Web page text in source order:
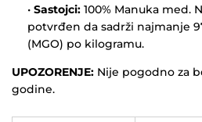
• Sastojci: 100% Manuka med.
potvrđen da sadrži najmanje
(MGO) po kilogramu.
UPOZORENJE: Nije pogodno za
godine.